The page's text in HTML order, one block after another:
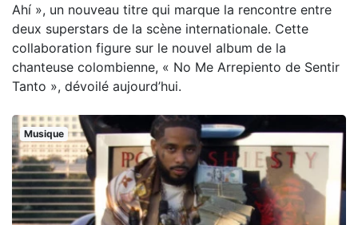
Ahí », un nouveau titre qui marque la rencontre entre
deux superstars de la scène internationale. Cette
collaboration figure sur le nouvel album de la
chanteuse colombienne, « No Me Arrepiento de Sentir
Tanto », dévoilé aujourd’hui.
Musique